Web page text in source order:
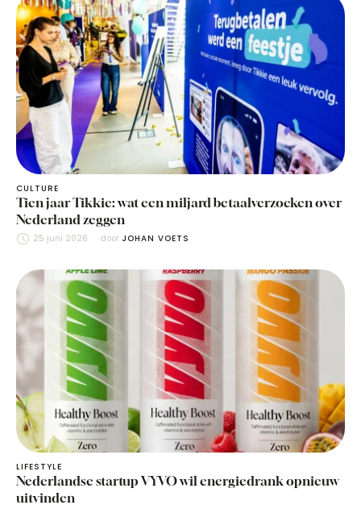
CULTURE
Tien jaar Tikkie: wat een miljard betaalverzoeken over
Nederland zeggen
25 juni 2026 door JOHAN VOETS
LIFESTYLE
Nederlandse startup VYVO wil energiedrank opnieuw
uitvinden